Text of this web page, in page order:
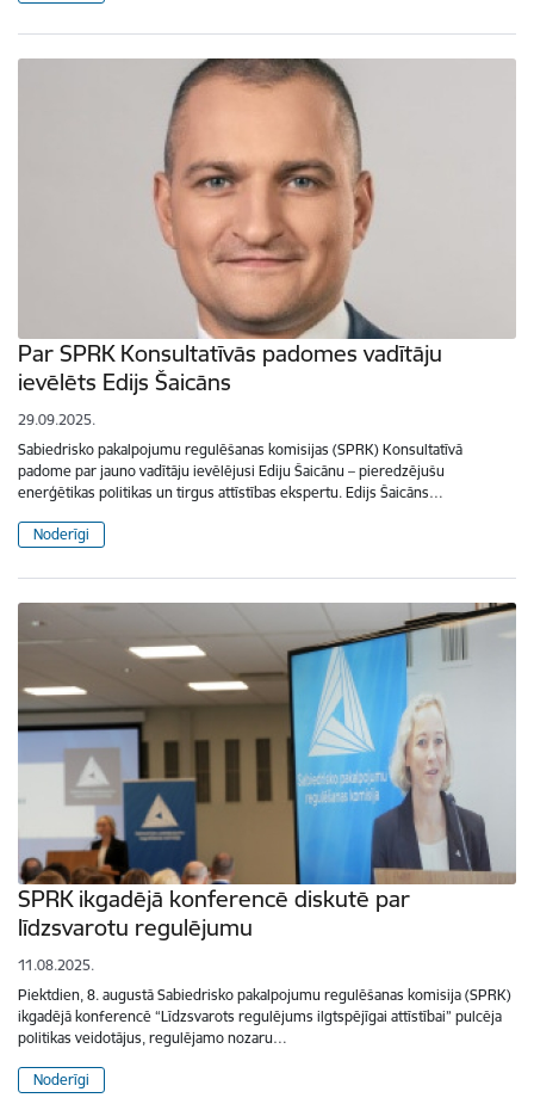
Par SPRK Konsultatīvās padomes vadītāju
ievēlēts Edijs Šaicāns
29.09.2025.
Sabiedrisko pakalpojumu regulēšanas komisijas (SPRK) Konsultatīvā
padome par jauno vadītāju ievēlējusi Ediju Šaicānu – pieredzējušu
enerģētikas politikas un tirgus attīstības ekspertu. Edijs Šaicāns…
Noderīgi
SPRK ikgadējā konferencē diskutē par
līdzsvarotu regulējumu
11.08.2025.
Piektdien, 8. augustā Sabiedrisko pakalpojumu regulēšanas komisija (SPRK)
ikgadējā konferencē “Līdzsvarots regulējums ilgtspējīgai attīstībai” pulcēja
politikas veidotājus, regulējamo nozaru…
Noderīgi